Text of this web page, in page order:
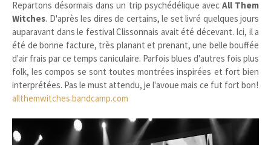
Repartons désormais dans un trip psychédélique avec All Them
Witches. D'après les dires de certains, le set livré quelques jours
auparavant dans le festival Clissonnais avait été décevant. Ici, il a
été de bonne facture, très planant et prenant, une belle bouffée
d'air frais par ce temps caniculaire. Parfois blues d'autres fois plus
folk, les compos se sont toutes montrées inspirées et fort bien
interprétées. Pas le must attendu, je l'avoue mais ce fut fort bon!
allthemwitches.bandcamp.com